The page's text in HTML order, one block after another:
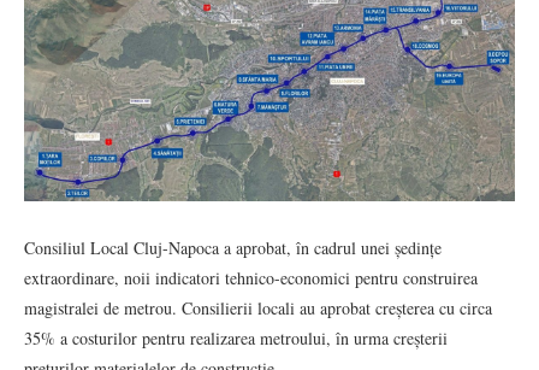
Consiliul Local Cluj-Napoca a aprobat, în cadrul unei ședințe
extraordinare, noii indicatori tehnico-economici pentru construirea
magistralei de metrou. Consilierii locali au aprobat creșterea cu circa
35% a costurilor pentru realizarea metroului, în urma creșterii